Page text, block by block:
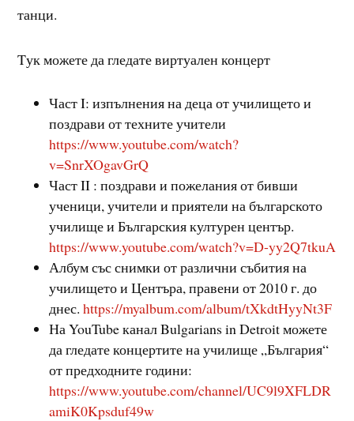
танци.
Tук можете да гледате виртуален концерт
Част I: изпълнения на деца от училището и
поздрави от техните учители
https://www.youtube.com/watch?
v=SnrXOgavGrQ
Част II : поздрави и пожелания от бивши
ученици, учители и приятели на българското
училище и Българския културен център.
https://www.youtube.com/watch?v=D-yy2Q7tkuA
Албум със снимки от различни събития на
училището и Центъра, правени от 2010 г. до
днес.https://myalbum.com/album/tXkdtHyyNt3F
На YouTube канал Bulgarians in Detroit можете
да гледате концертите на училище „България“
от предходните години:
https://www.youtube.com/channel/UC9l9XFLDR
amiK0Kpsduf49w